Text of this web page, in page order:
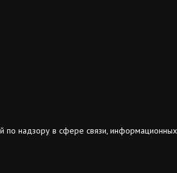
надзору в сфере связи, информационных